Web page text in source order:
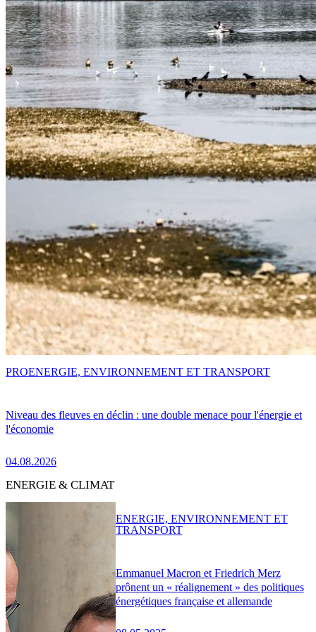
Niveau des fleuves en déclin : une double menace pour l'énergie et
l'économie
04.08.2026
PROENERGIE, ENVIRONNEMENT ET TRANSPORT
ENERGIE & CLIMAT
Emmanuel Macron et Friedrich Merz
prônent un « réalignement » des politiques
énergétiques française et allemande
ENERGIE, ENVIRONNEMENT ET
TRANSPORT